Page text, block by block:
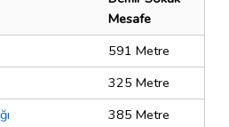
Mesafe
591 Metre
325 Metre
385 Metre